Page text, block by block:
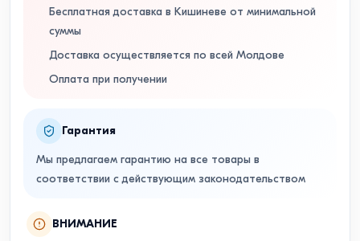
Бесплатная доставка в Кишиневе от минимальной
суммы
Доставка осуществляется по всей Молдове
Оплата при получении
Гарантия
Мы предлагаем гарантию на все товары в
соответствии с действующим законодательством
ВНИМАНИЕ